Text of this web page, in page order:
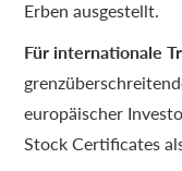
Erben ausgestellt.
Für internationale
europäischer
Stock Certificates